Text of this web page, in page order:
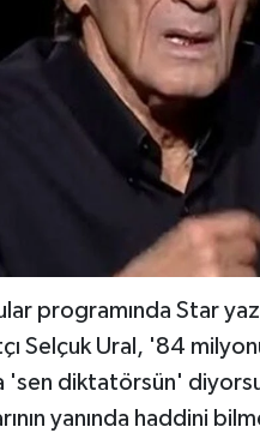
programında Star
Selçuk Ural, '84
'sen diktatörsün'
yanında haddini